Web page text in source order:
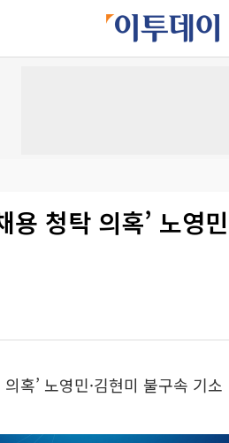
용 청탁 의혹’ 노영
혹’ 노영민·김현미 불구속 기소